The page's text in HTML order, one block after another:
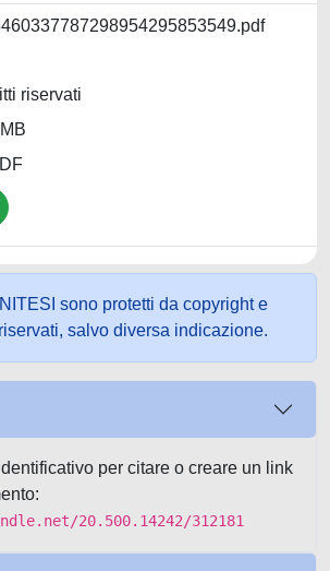
riservati
sono protetti da copyright e
salvo diversa indicazione.
per citare o creare un link
20.500.14242/312181